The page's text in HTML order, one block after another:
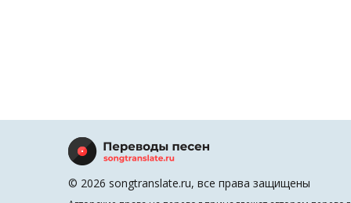
© 2026 songtranslate.ru, все права защищены